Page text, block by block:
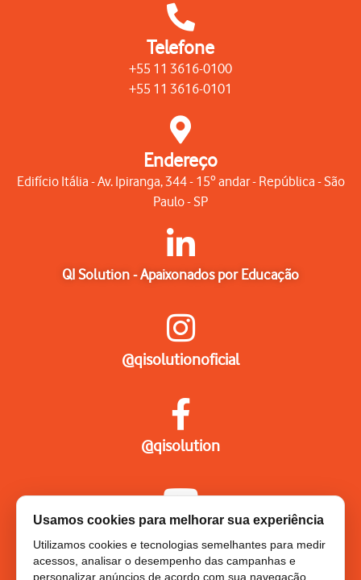
Telefone
+55 11 3616-0100
+55 11 3616-0101
Endereço
Edifício Itália - Av. Ipiranga, 344 - 15º andar - República - São
Paulo - SP
QI Solution - Apaixonados por Educação
@qisolutionoficial
@qisolution
Usamos cookies para melhorar sua experiência
Utilizamos cookies e tecnologias semelhantes para medir
acessos, analisar o desempenho das campanhas e
personalizar anúncios de acordo com sua navegação.